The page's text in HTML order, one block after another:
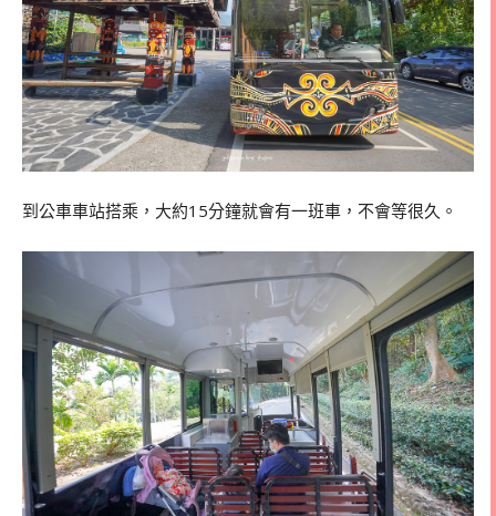
到公車車站搭乘，大約15分鐘就會有一班車，不會等很久。